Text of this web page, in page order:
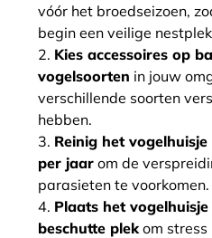
vóór het broedseizoen,
begin een veilige
Kies accessoires op
vogelsoorten in jouw
verschillende soorten
hebben.
Reinig het
per jaar om de
parasieten te voorkomen.
Plaats het
beschutte plekom stress